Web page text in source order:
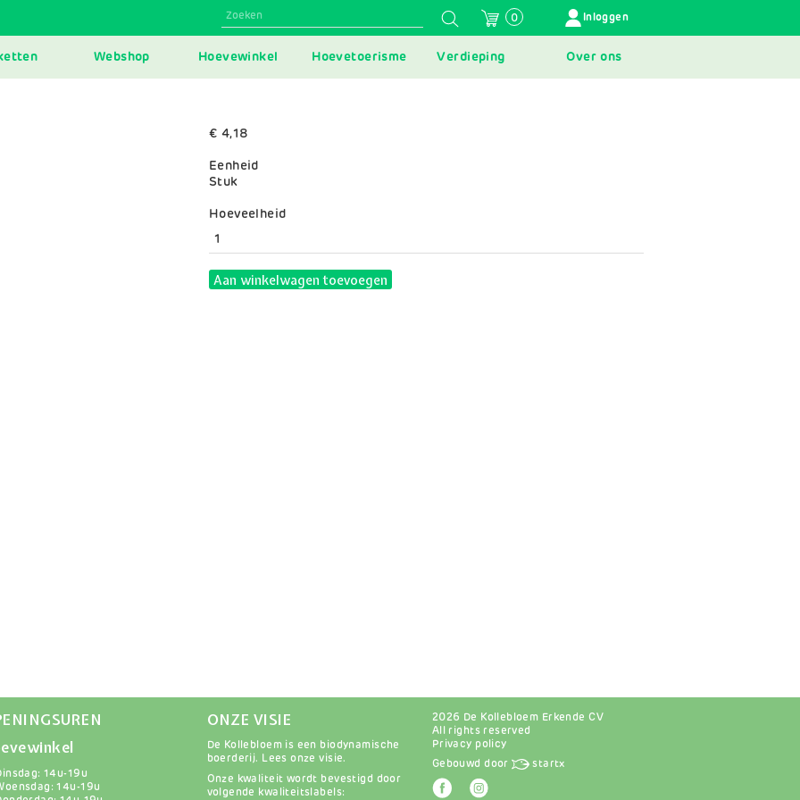
0 GEBRUIKERSMENU
Inloggen
Webshop Hoevewinkel Hoevetoerisme Verdieping Over ons
€ 4,18
Eenheid
Stuk
Variaties
Hoeveelheid
Aan winkelwagen toevoegen
14u-19u
14u-19u
ONZE VISIE
De Kollebloem is een biodynamische
boerderij. Lees onze visie.
Onze kwaliteit wordt bevestigd door
volgende kwaliteitslabels:
2026 De Kollebloem Erkende CV
All rights reserved
Privacy policy
Gebouwd door startx
AfbeeldingAfbeelding